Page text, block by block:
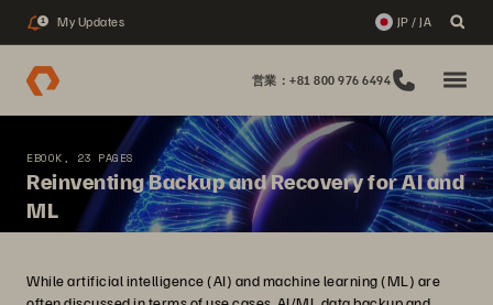
1 My Updates JP / JA
営業：+81 800 976 6494
EBOOK, 23 PAGES
Reinventing Backup and Recovery for AI and
ML
While artificial intelligence (AI) and machine learning (ML) are